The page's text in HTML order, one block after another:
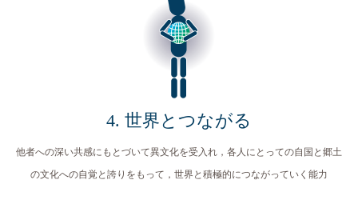
4. 世界とつながる
他者への深い共感にもとづいて異文化を受入れ，各人にとっての自国と郷土
の文化への自覚と誇りをもって， 世界と積極的につながっていく能力